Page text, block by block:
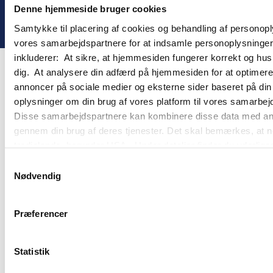
Denne hjemmeside bruger cookies
Samtykke til placering af cookies og behandling af
vores samarbejdspartnere for at indsamle
inkluderer: At sikre, at hjemmesiden fungerer korrekt og
dig. At analysere din adfærd på hjemmesiden for at
annoncer på sociale medier og eksterne sider baseret på
oplysninger om din brug af vores platform til vores
Disse samarbejdspartnere kan kombinere disse data med
gennem din brug af deres tjenester. Det skal bemærkes, at
cookie opbevares. Du bestemmer selv, hvilke formål vores
behandling af personoplysninger i
Nødvendig
Præferencer
Statistik
2026 Gomember